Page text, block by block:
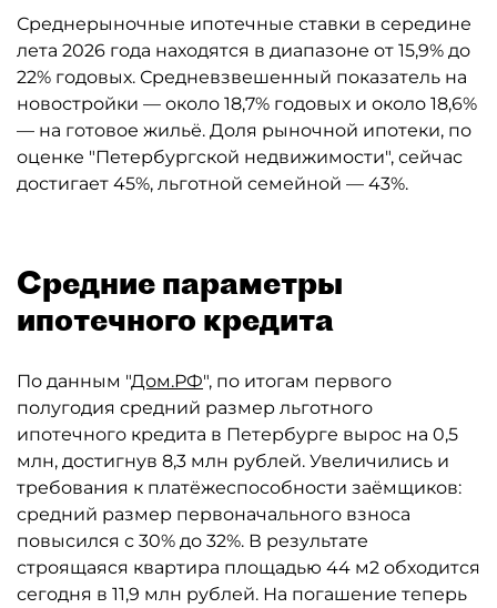
Среднерыночные ипотечные ставки в середине
лета 2026 года находятся в диапазоне от 15,9% до
22% годовых. Средневзвешенный показатель на
новостройки — около 18,7% годовых и около 18,6%
— на готовое жильё. Доля рыночной ипотеки, по
оценке "Петербургской недвижимости", сейчас
достигает 45%, льготной семейной — 43%.
Средние параметры
ипотечного кредита
По данным "Дом.РФ", по итогам первого
полугодия средний размер льготного
ипотечного кредита в Петербурге вырос на 0,5
млн, достигнув 8,3 млн рублей. Увеличились и
требования к платёжеспособности заёмщиков:
средний размер первоначального взноса
повысился с 30% до 32%. В результате
строящаяся квартира площадью 44 м2 обходится
сегодня в 11,9 млн рублей. На погашение теперь